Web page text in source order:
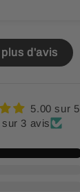
plus d'avis
5.00 sur 5
3 avis